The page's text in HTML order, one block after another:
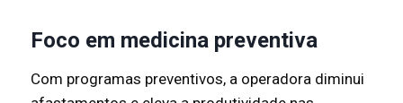
Foco em medicina preventiva
Com programas preventivos, a operadora diminui